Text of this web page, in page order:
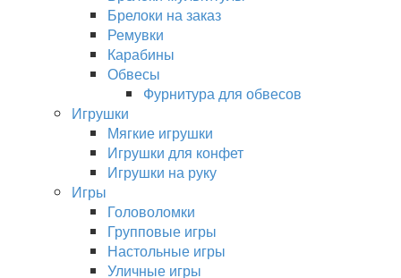
Брелоки на заказ
Ремувки
Карабины
Обвесы
Фурнитура для обвесов
Игрушки
Мягкие игрушки
Игрушки для конфет
Игрушки на руку
Игры
Головоломки
Групповые игры
Настольные игры
Уличные игры